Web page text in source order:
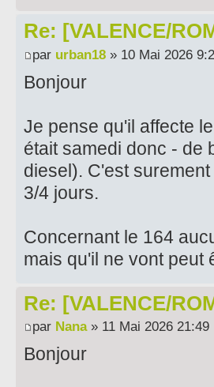
Re: [VALENCE/
par urban18 » 10 Mai 2026
Bonjour
Je pense qu'il affecte
était samedi donc - de
diesel). C'est
3/4 jours.
Concernant le 164
mais qu'il ne vont peut
Re: [VALENCE/
par Nana» 11 Mai 2026 21:49
Bonjour